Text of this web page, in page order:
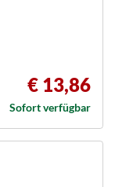
€ 13,86
Sofort verfügbar